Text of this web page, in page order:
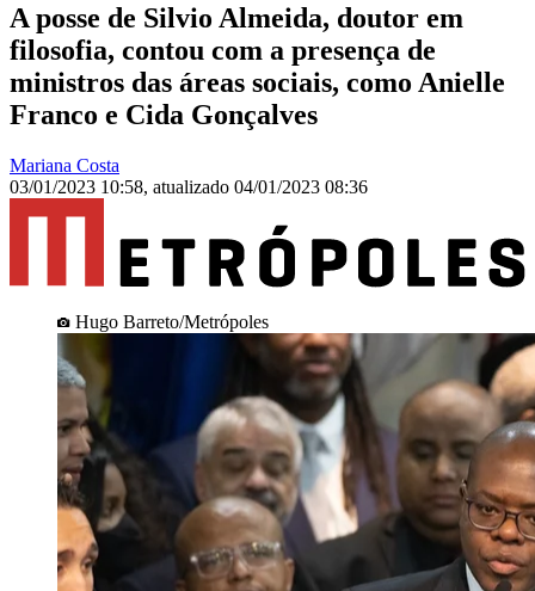
A posse de Silvio Almeida, doutor em
filosofia, contou com a presença de
ministros das áreas sociais, como Anielle
Franco e Cida Gonçalves
Mariana Costa
03/01/2023 10:58, atualizado 04/01/2023 08:36
Hugo Barreto/Metrópoles